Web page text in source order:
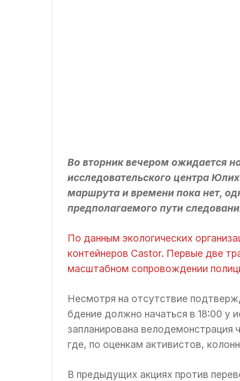
Во вторник вечером ожидается
исследовательского центра
маршрута и времени пока нет,
предполагаемого пути
По данным экологических
контейнеров Castor. Первые две
масштабном сопровождении
Несмотря на отсутствие
бдение должно начаться в 18:00 у
запланирована велодемонстрация
где, по оценкам активистов,
В предыдущих акциях против